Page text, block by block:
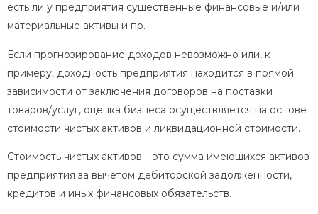
есть ли у предприятия существенные финансовые и/или
материальные активы и пр.
Если прогнозирование доходов невозможно или, к
примеру, доходность предприятия находится в прямой
зависимости от заключения договоров на поставки
товаров/услуг, оценка бизнеса осуществляется на основе
стоимости чистых активов и ликвидационной стоимости.
Стоимость чистых активов – это сумма имеющихся активов
предприятия за вычетом дебиторской задолженности,
кредитов и иных финансовых обязательств.